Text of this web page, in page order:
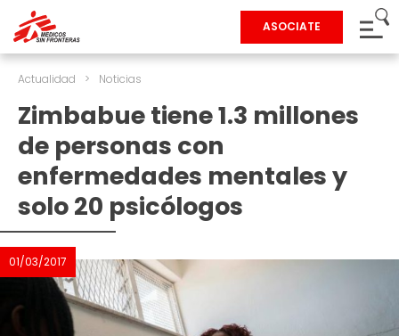
ASOCIATE
Actualidad > Noticias
Zimbabue tiene 1.3 millones
de personas con
enfermedades mentales y
solo 20 psicólogos
01/03/2017